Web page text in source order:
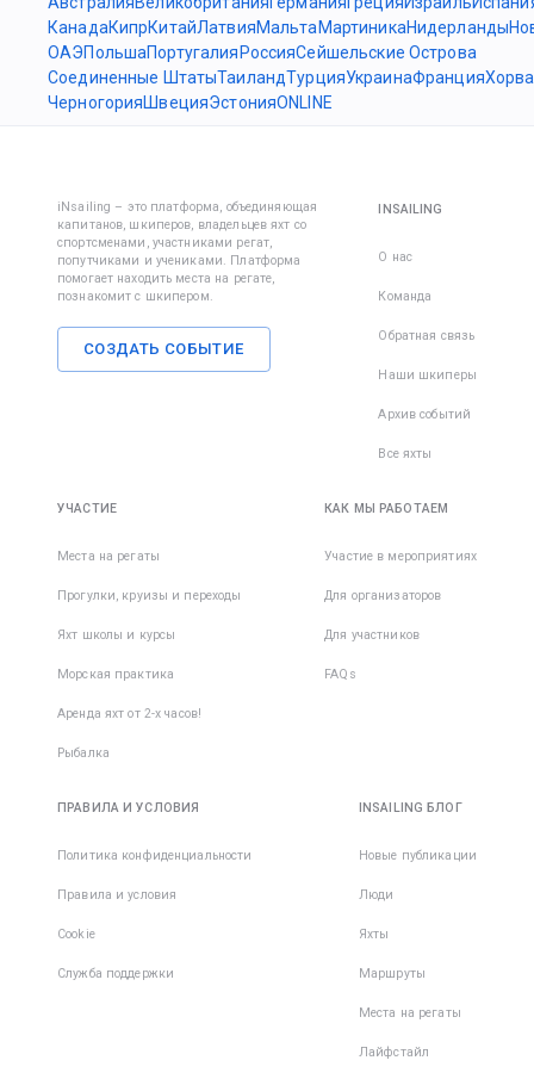
КанадаКипрКитайЛатвияМальта МартиникаНидерланды
ОАЭПольшаПортугалия РоссияСейшельские Острова
Соединенные ШтатыТаиландТурцияУкраинаФранция
ЧерногорияШвецияЭстонияONLINE
iNsailing – это платформа, объединяющая
капитанов, шкиперов, владельцев яхт со
спортсменами, участниками регат,
попутчиками и учениками. Платформа
помогает находить места на регате,
познакомит с шкипером.
СОЗДАТЬ СОБЫТИЕ
INSAILING
О нас
Команда
Обратная связь
Наши шкиперы
Архив событий
Все яхты
УЧАСТИЕ
Места на регаты
Прогулки, круизы и переходы
Яхт школы и курсы
Морская практика
Аренда яхт от 2-х часов!
Рыбалка
КАК МЫ РАБОТАЕМ
Участие в мероприятиях
Для организаторов
Для участников
FAQs
ПРАВИЛА И УСЛОВИЯ
Политика конфиденциальности
Правила и условия
Cookie
Служба поддержки
INSAILING БЛОГ
Новые публикации
Люди
Яхты
Маршруты
Места на регаты
Лайфстайл